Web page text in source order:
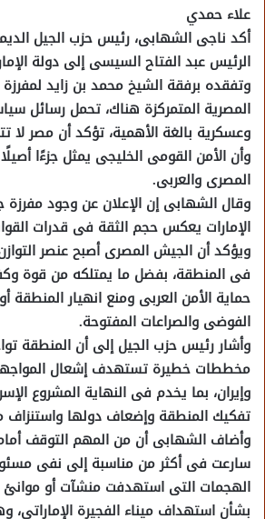
علاء حمدي
أكد ناجى الشهابى، رئيس حزب الجيل
الرئيس عبد الفتاح السيسى إلى دولة
وتفقده برفقة الشيخ محمد بن زايد لمفرزة
المصرية المتمركزة هناك، تحمل رسائل
وعسكرية بالغة الأهمية، تؤكد أن مصر لا
وأن الأمن القومى الخليجى يمثل جزءًا
المصرى والعربى.
وقال الشهابى إن الإعلان عن وجود
الإمارات يعكس حجم الثقة فى قدرات
ويؤكد أن الجيش المصرى أصبح عنصر
فى المنطقة، بفضل ما يمتلكه من قوة
حماية الأمن العربى ومنع انهيار المنطقة
الفوضى والصراعات المفتوحة.
وأشار رئيس حزب الجيل إلى أن المنطقة
مخططات خطيرة تستهدف إشعال المواجهة
وإيران، بما يخدم فى النهاية المشروع
تفكيك المنطقة وإضعاف دولها
وأضاف الشهابى أن من المهم التوقف
سارعت فى أكثر من مناسبة إلى نفى
الهجمات التى استهدفت منشآت أو موانئ
بشأن استهداف ميناء الفجيرة الإماراتى،